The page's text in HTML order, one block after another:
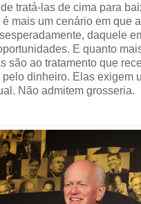
tratá-las de cima para
mais um cenário em que
daquele
E quanto
são ao tratamento que
dinheiro. Elas exigem
Não admitem grosseria.